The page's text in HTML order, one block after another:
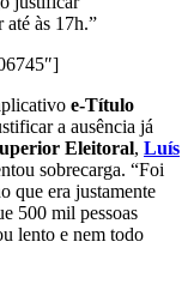
até às 17h.”
e-Título
a ausência já
Eleitoral, Luís
sobrecarga. “Foi
que era justamente
500 mil pessoas
lento e nem todo